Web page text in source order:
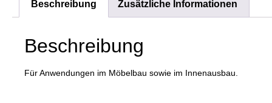
Beschreibung Zusätzliche Informationen
Beschreibung
Für Anwendungen im Möbelbau sowie im Innenausbau.